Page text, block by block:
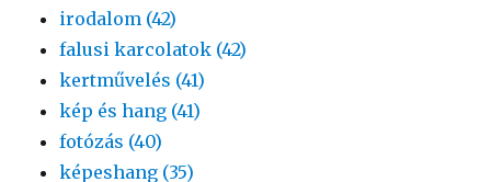
irodalom (42)
falusi karcolatok (42)
kertművelés (41)
kép és hang (41)
fotózás (40)
képeshang (35)